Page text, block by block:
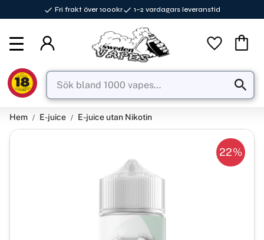
Fri frakt över 1000kr 1–2 vardagars leveranstid
Favoriter
Hem E-juice E-juice utan Nikotin
22%